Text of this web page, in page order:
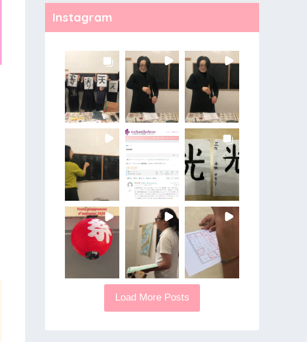
Instagram
Load More Posts